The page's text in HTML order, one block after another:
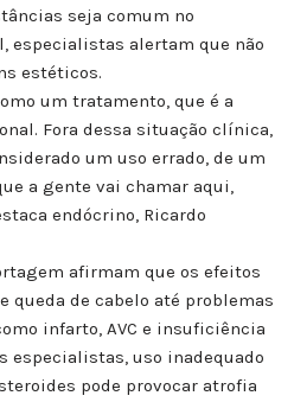
seja comum no
alertam que não
estéticos.
um tratamento, que é a
Fora dessa situação clínica,
um uso errado, de um
a gente vai chamar aqui,
endócrino, Ricardo
afirmam que os efeitos
queda de cabelo até problemas
infarto, AVC e insuficiência
especialistas, uso inadequado
pode provocar atrofia